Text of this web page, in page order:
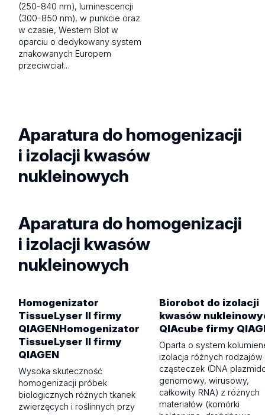
(250-840 nm), luminescencji
(300-850 nm), w punkcie oraz
w czasie, Western Blot w
oparciu o dedykowany system
znakowanych Europem
przeciwciał…
Aparatura do homogenizacji
i izolacji kwasów
nukleinowych
Aparatura do homogenizacji
i izolacji kwasów
nukleinowych
Homogenizator
TissueLyser II firmy
QIAGENHomogenizator
TissueLyser II firmy
QIAGEN
Wysoka skuteczność
homogenizacji próbek
biologicznych różnych tkanek
zwierzęcych i roślinnych przy
Biorobot do izolacji
kwasów
QIAcube firmy
Oparta o system
izolacja różnych rodzajów
cząsteczek (DNA
genomowy, wirusowy,
całkowity RNA) z różnych
materiałów (komórki